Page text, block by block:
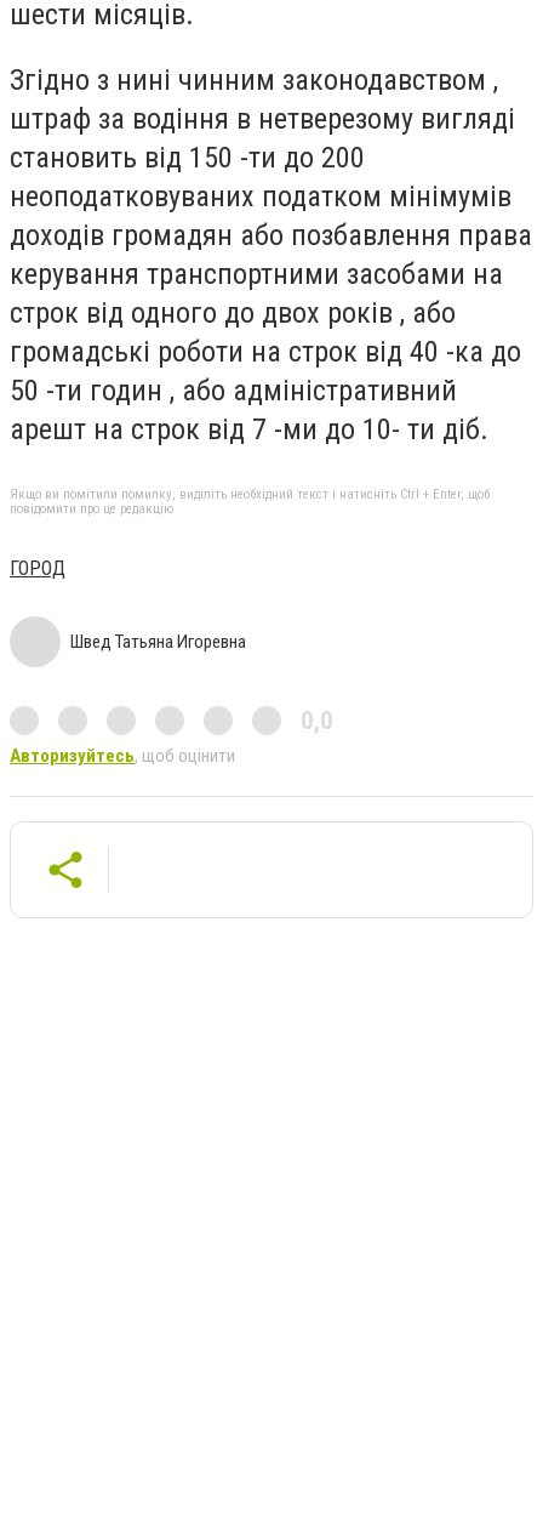
шести місяців.
Згідно з нині чинним законодавством ,
штраф за водіння в нетверезому вигляді
становить від 150 -ти до 200
неоподатковуваних податком мінімумів
доходів громадян або позбавлення права
керування транспортними засобами на
строк від одного до двох років , або
громадські роботи на строк від 40 -ка до
50 -ти годин , або адміністративний
арешт на строк від 7 -ми до 10- ти діб.
Якщо ви помітили помилку, виділіть необхідний текст і натисніть Ctrl + Enter, щоб
повідомити про це редакцію
ГОРОД
Швед Татьяна Игоревна
0,0
Авторизуйтесь, щоб оцінити